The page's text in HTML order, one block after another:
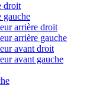
droit
gauche
arrière droit
arrière gauche
avant droit
avant gauche